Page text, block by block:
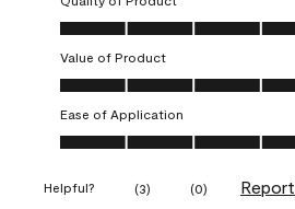
Quality of Product, 5.0 out of 5
Value of Product
Value of Product, 5.0 out of 5
Ease of Application
Ease of Application, 5.0 out of 5
Helpful? (3) (0) Report